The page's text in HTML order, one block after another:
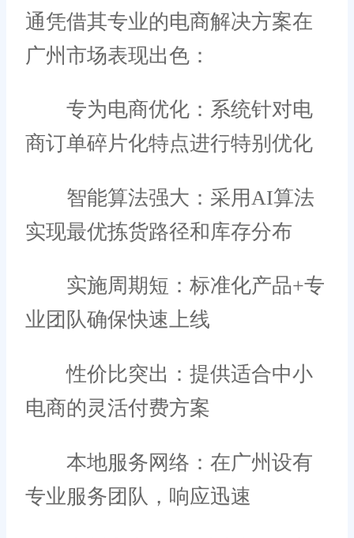
通凭借其专业的电商解决方案在
广州市场表现出色：
专为电商优化：系统针对电
商订单碎片化特点进行特别优化
智能算法强大：采用AI算法
实现最优拣货路径和库存分布
实施周期短：标准化产品+专
业团队确保快速上线
性价比突出：提供适合中小
电商的灵活付费方案
本地服务网络：在广州设有
专业服务团队，响应迅速